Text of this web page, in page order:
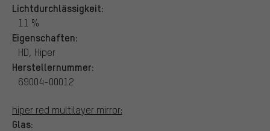
Lichtdurchlässigkeit:
11 %
Eigenschaften:
HD, Hiper
Herstellernummer:
69004-00012
hiper red multilayer mirror:
Glas: